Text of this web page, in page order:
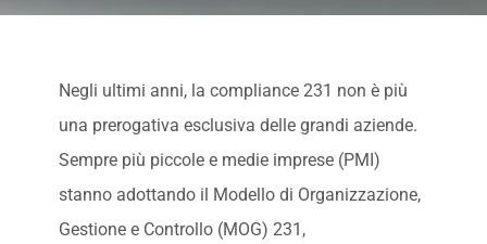
Negli ultimi anni, la compliance 231 non è più
una prerogativa esclusiva delle grandi aziende.
Sempre più piccole e medie imprese (PMI)
stanno adottando il Modello di Organizzazione,
Gestione e Controllo (MOG) 231,